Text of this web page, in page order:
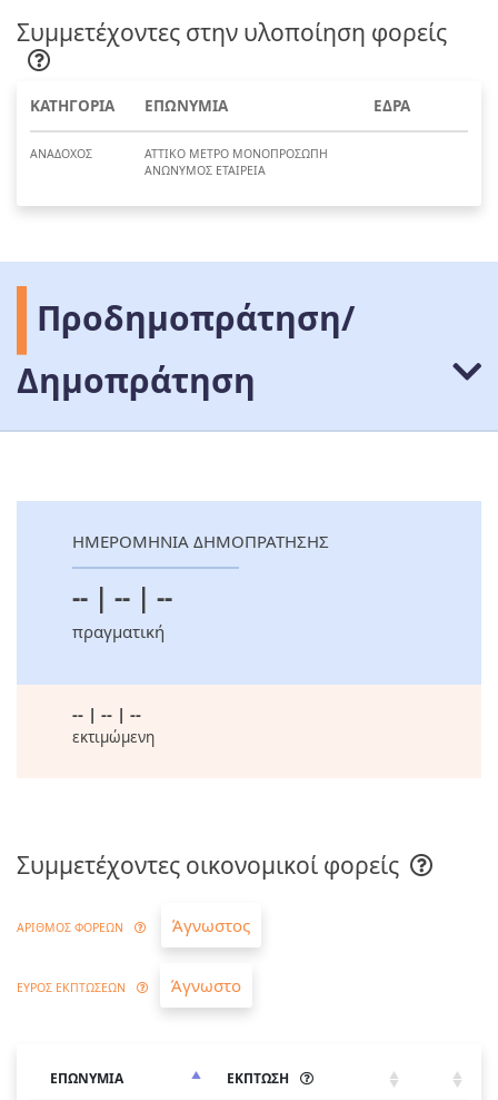
Συμμετέχοντες στην υλοποίηση φορείς
ΚΑΤΗΓΟΡΙΑ ΕΠΩΝΥΜΙΑ ΕΔΡΑ
ΑΝΑΔΟΧΟΣ
ΑΤΤΙΚΟ ΜΕΤΡΟ ΜΟΝΟΠΡΟΣΩΠΗ
ΑΝΩΝΥΜΟΣ ΕΤΑΙΡΕΙΑ
Προδημοπράτηση/
Δημοπράτηση
ΗΜΕΡΟΜΗΝΙΑ ΔΗΜΟΠΡΑΤΗΣΗΣ
-- | -- | --
πραγματική
-- | -- | --
εκτιμώμενη
Συμμετέχοντες οικονομικοί φορείς
ΑΡΙΘΜΟΣ ΦΟΡΕΩΝ Άγνωστος
ΕΥΡΟΣ ΕΚΠΤΩΣΕΩΝ Άγνωστο
ΕΠΩΝΥΜΙΑ ΕΚΠΤΩΣΗ